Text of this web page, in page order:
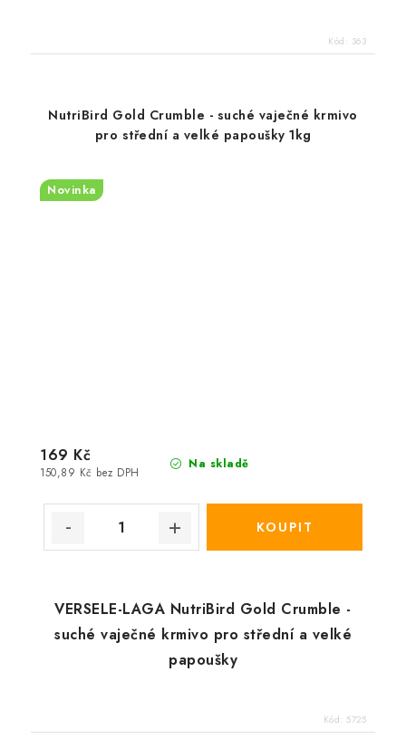
Kód: 363
NutriBird Gold Crumble - suché vaječné krmivo
pro střední a velké papoušky 1kg
Novinka
Na skladě
150,89 Kč bez DPH
169 Kč
VERSELE-LAGA NutriBird Gold Crumble -
suché vaječné krmivo pro střední a velké
papoušky
Kód: 5725